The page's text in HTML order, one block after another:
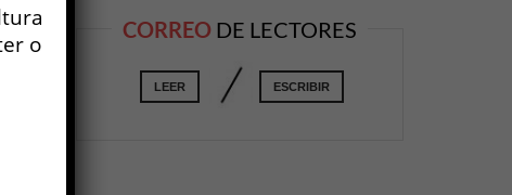
CORREO DE LECTORES
LEER ESCRIBIR
o